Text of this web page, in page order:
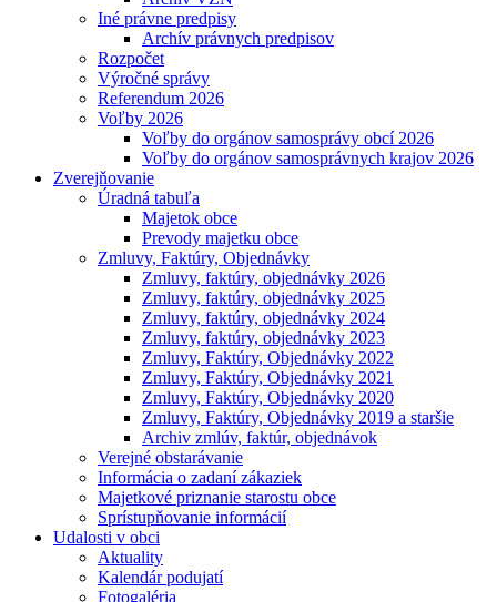
Iné právne predpisy
Archív právnych predpisov
Rozpočet
Výročné správy
Referendum 2026
Voľby 2026
Voľby do orgánov samosprávy obcí 2026
Voľby do orgánov samosprávnych krajov 2026
Zverejňovanie
Úradná tabuľa
Majetok obce
Prevody majetku obce
Zmluvy, Faktúry, Objednávky
Zmluvy, faktúry, objednávky 2026
Zmluvy, faktúry, objednávky 2025
Zmluvy, faktúry, objednávky 2024
Zmluvy, faktúry, objednávky 2023
Zmluvy, Faktúry, Objednávky 2022
Zmluvy, Faktúry, Objednávky 2021
Zmluvy, Faktúry, Objednávky 2020
Zmluvy, Faktúry, Objednávky 2019 a staršie
Archiv zmlúv, faktúr, objednávok
Verejné obstarávanie
Informácia o zadaní zákaziek
Majetkové priznanie starostu obce
Sprístupňovanie informácií
Udalosti v obci
Aktuality
Kalendár podujatí
Fotogaléria